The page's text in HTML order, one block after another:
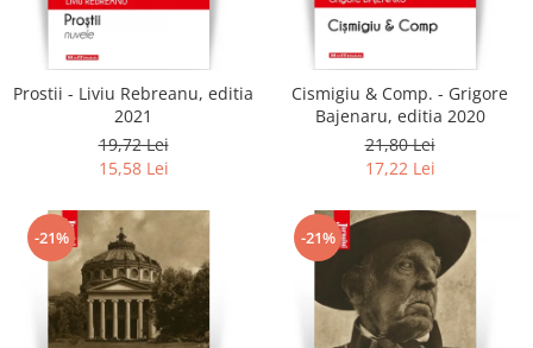
Literatura
Clasica
Contemporana
Universala
Non-fictiune
Calatorii
Memorii
Publicistica / Reportaje / Interviuri
Prostii - Liviu Rebreanu, editia
2021
19,72 Lei
15,58 Lei
Cismigiu & Comp. - Grigore
Bajenaru, editia 2020
21,80 Lei
17,22 Lei
-21% -21%